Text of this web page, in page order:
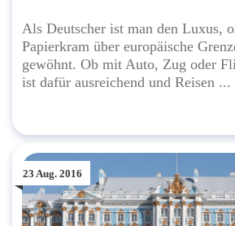
Als Deutscher ist man den Luxus,
Papierkram über europäische
gewöhnt. Ob mit Auto, Zug oder
ist dafür ausreichend und Reisen ...
23 Aug. 2016